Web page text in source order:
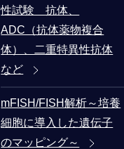
性試験 抗体、
ADC（抗体薬物複合
体）、二重特異性抗体
など
mFISH/FISH解析～培養
細胞に導入した遺伝子
のマッピング～